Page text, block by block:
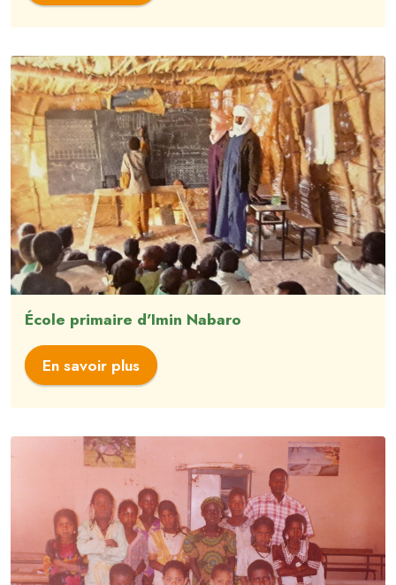
École primaire d'Imin Nabaro
En savoir plus